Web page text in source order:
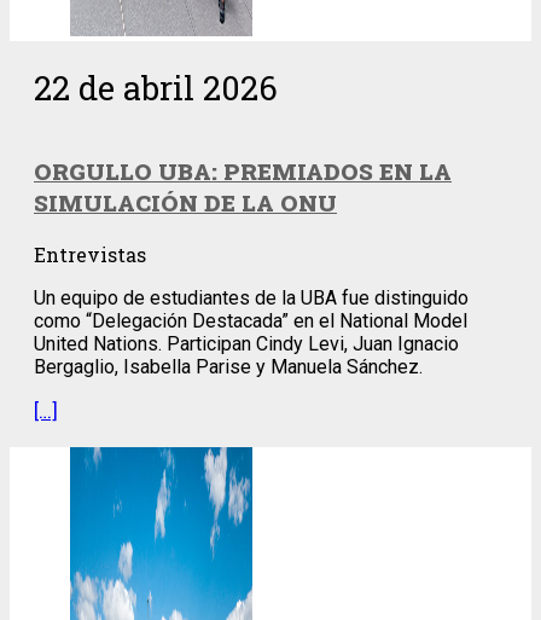
22 de abril 2026
ORGULLO UBA: PREMIADOS EN LA
SIMULACIÓN DE LA ONU
Entrevistas
Un equipo de estudiantes de la UBA fue distinguido
como “Delegación Destacada” en el National Model
United Nations. Participan Cindy Levi, Juan Ignacio
Bergaglio, Isabella Parise y Manuela Sánchez.
[…]